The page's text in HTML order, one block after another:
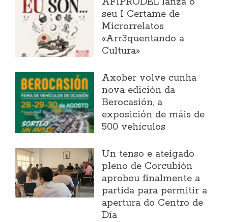
seu I Certame de
Microrrelatos
«Arr3quentando a
Cultura»
Axober volve cunha
nova edición da
Berocasión, a
exposición de máis de
500 vehículos
Un tenso e ateigado
pleno de Corcubión
aprobou finalmente a
partida para permitir a
apertura do Centro de
Día